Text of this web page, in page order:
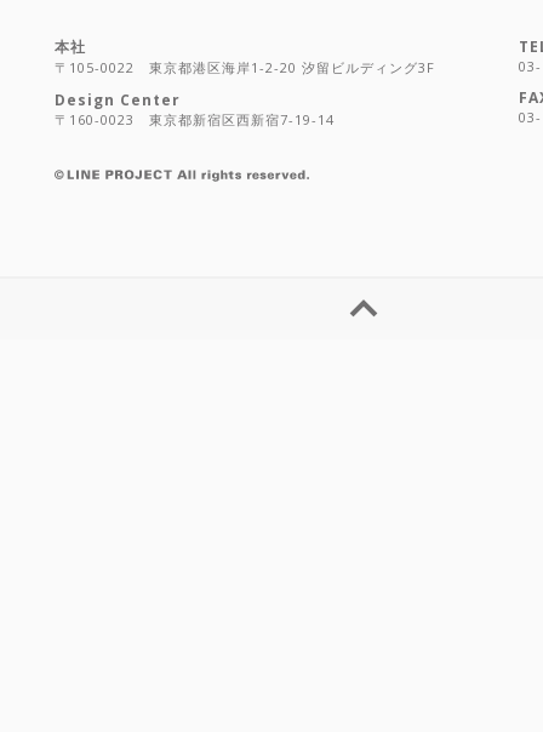
本社
〒105-0022 東京都港区海岸1-2-20 汐留ビルディング3F
Design Center
〒160-0023 東京都新宿区西新宿7-19-14